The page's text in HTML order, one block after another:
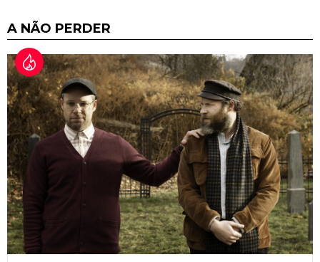
A NÃO PERDER